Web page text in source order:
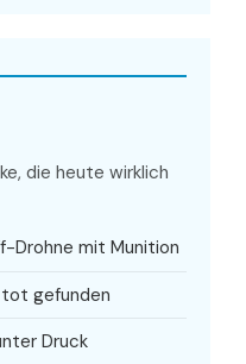
die heute wirklich
Drohne mit Munition
gefunden
Druck